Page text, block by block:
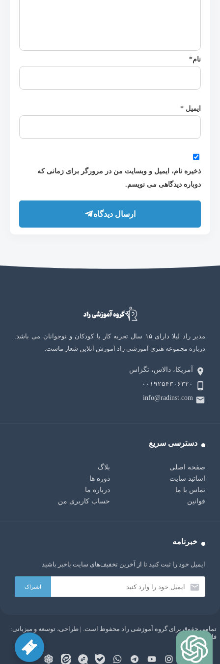
نام*
ایمیل *
ذخیره نام، ایمیل و وبسایت من در مرورگر برای زمانی که
دوباره دیدگاهی می نویسم.
ارسال دیدگاه
مدیر راد لیلا دارای ۱۵ سال تجربه کار با کودکان و نوجوانان می باشد.
درباره مجموعه هنری آموزشی راد آموزش آنلاین شعار ماست.
آمریکا، دالاس، تگزاس
۰۰۱۹۲۵۴۳۰۶۳۲۰
info@radinst.com
دسترسی سریع
صفحه اصلی
بلاگ
اساتید سایت
دوره ها
تماس با ما
درباره ما
قوانین
حساب کاربری من
خبرنامه
ایمیل خود را ثبت کنید تا از آخرین تخفیف‌های سایت باخبر باشید
تمامی حقوق برای گروه آموزشی راد محفوظ است. | طراحی، توسعه و میزبانی:
فاباپارس
AI:
سلام دوست من، من یک ربات چت با هوش مصنوعی GPT
هستم. هر چیزی دوست داری از من بپرس!